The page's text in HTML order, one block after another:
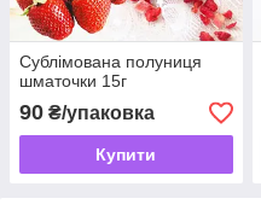
Сублімована полуниця
шматочки 15г
90 ₴/упаковка
Купити